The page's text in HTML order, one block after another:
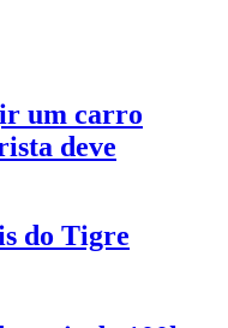
um carro
deve
do Tigre